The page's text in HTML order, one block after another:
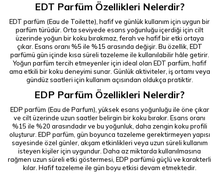
EDT Parfüm Özellikleri Nelerdir?
EDT parfüm (Eau de Toilette), hafif ve günlük kullanım için uygun bir
parfüm türüdür. Orta seviyede esans yoğunluğu içerdiği için cilt
üzerinde yoğun bir koku bırakmaz, ferah ve hafif bir etki ortaya
çıkar. Esans oranı %5 ile %15 arasında değişir. Bu özellik, EDT
parfümü gün içinde kısa süreli tazeleme ile kullanılabilir hâle getirir.
Yoğun parfüm tercih etmeyenler için ideal olan EDT parfüm, hafif
ama etkili bir koku deneyimi sunar. Günlük aktiviteler, iş ortamı veya
gündüz saatleri için kullanım açısından oldukça pratiktir.
EDP Parfüm Özellikleri Nelerdir?
EDP parfüm (Eau de Parfum), yüksek esans yoğunluğu ile öne çıkar
ve cilt üzerinde uzun saatler belirgin bir koku bırakır. Esans oranı
%15 ile %20 arasındadır ve bu yoğunluk, daha zengin koku profili
oluşturur. EDP parfüm, gün boyunca tazeleme gerektirmeyen yapısı
sayesinde özel günler, akşam etkinlikleri veya uzun süreli kullanım
isteyen kişiler için uygundur. Daha az miktarda kullanılmasına
rağmen uzun süreli etki göstermesi, EDP parfümü güçlü ve karakterli
kılar. Hafif tazeleme ile gün boyu etkisi devam etmektedir.